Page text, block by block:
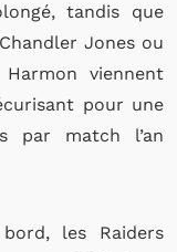
tandis que
Jones ou
viennent
pour une
par match l’an
les Raiders